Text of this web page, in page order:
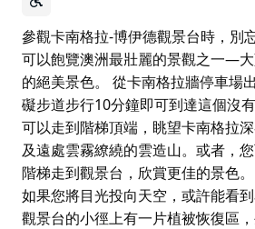
參觀卡南格拉-博伊德觀景台時，別
可以飽覽澳洲最壯麗的景觀之一—
的絕美景色。 從卡南格拉牆停車場
礙步道步行10分鐘即可到達這個沒
可以走到階梯頂端，眺望卡南格拉
及遠處雲霧繚繞的雲造山。或者，
階梯走到觀景台，欣賞更佳的景色
如果您將目光投向天空，或許能看
觀景台的小徑上有一片植被恢復區